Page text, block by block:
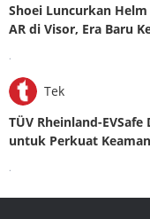
Shoei Luncurkan
AR di Visor, Era Baru
Tek
TÜV Rheinland-
untuk Perkuat